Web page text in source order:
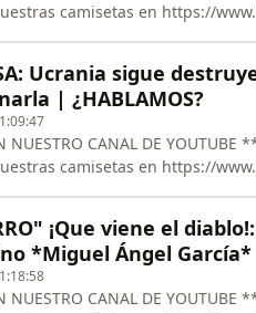
camisetas en https://www.bhmshop.app
instrumento de presión política. En
Ucrania sigue
| ¿HABLAMOS?
DE YOUTUBE **** https://youtube.com/live/NS2boaQT7nk
camisetas en https://www.bhmshop.app
militares, infraes
¡Que viene el
*Miguel Ángel García*
DE YOUTUBE **** https://youtube.com/live/n4QFO0J5zmM